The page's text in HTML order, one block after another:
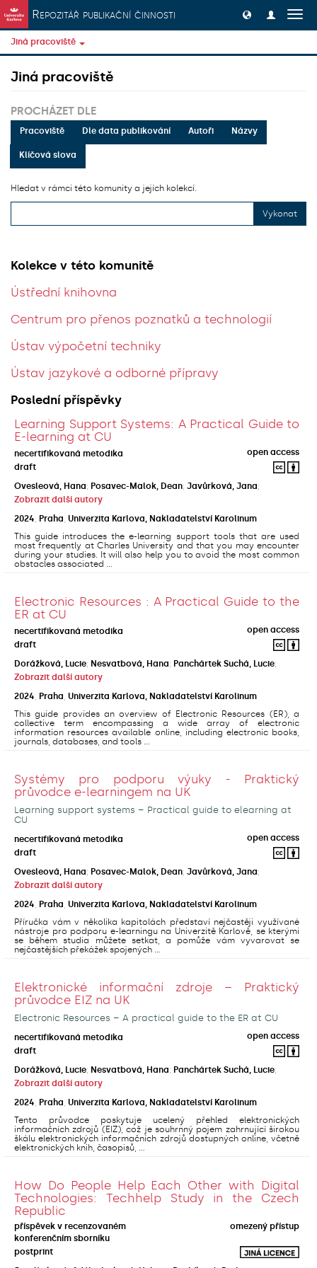
Přeskočit na obsah
Repozitář publikační činnosti
Jiná pracoviště
Jiná pracoviště
PROCHÁZET DLE
Pracoviště Dle data publikování Autoři Názvy
Klíčová slova
Hledat v rámci této komunity a jejích kolekcí.
Vykonat
Kolekce v této komunitě
Ústřední knihovna
Centrum pro přenos poznatků a technologií
Ústav výpočetní techniky
Ústav jazykové a odborné přípravy
Poslední příspěvky
Learning Support Systems: A Practical Guide to
E-learning at CU
necertifikovaná metodika
open access
draft
Ovesleová, Hana; Posavec-Malok, Dean; Javůrková, Jana;
Zobrazit další autory
2024
Praha Univerzita Karlova, Nakladatelství Karolinum
This guide introduces the e-learning support tools that are used
most frequently at Charles University and that you may encounter
during your studies. It will also help you to avoid the most common
obstacles associated ...
Electronic Resources : A Practical Guide to the
ER at CU
necertifikovaná metodika
open access
draft
Dorážková, Lucie; Nesvatbová, Hana; Panchártek Suchá, Lucie;
Zobrazit další autory
2024 Praha Univerzita Karlova, Nakladatelství Karolinum
This guide provides an overview of Electronic Resources (ER), a
collective term encompassing a wide array of electronic
information resources available online, including electronic books,
journals, databases, and tools ...
Systémy pro podporu výuky - Praktický
průvodce e-learningem na UK
Learning support systems – Practical guide to elearning at
CU
necertifikovaná metodika
open access
draft
Ovesleová, Hana; Posavec-Malok, Dean; Javůrková, Jana;
Zobrazit další autory
2024 Praha Univerzita Karlova, Nakladatelství Karolinum
Příručka vám v několika kapitolách představí nejčastěji využívané
nástroje pro podporu e-learningu na Univerzitě Karlově, se kterými
se během studia můžete setkat, a pomůže vám vyvarovat se
nejčastějších překážek spojených ...
Elektronické informační zdroje – Praktický
průvodce EIZ na UK
Electronic Resources – A practical guide to the ER at CU
necertifikovaná metodika
open access
draft
Dorážková, Lucie; Nesvatbová, Hana; Panchártek Suchá, Lucie;
Zobrazit další autory
2024 Praha Univerzita Karlova, Nakladatelství Karolinum
Tento průvodce poskytuje ucelený přehled elektronických
informačních zdrojů (EIZ), což je souhrnný pojem zahrnující širokou
škálu elektronických informačních zdrojů dostupných online, včetně
elektronických knih, časopisů, ...
How Do People Help Each Other with Digital
Technologies: Techhelp Study in the Czech
Republic
příspěvek v recenzovaném
konferenčním sborníku
omezený přístup
postprint